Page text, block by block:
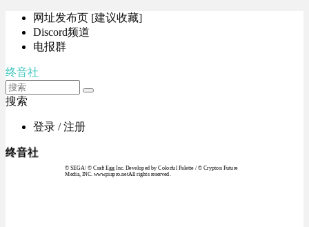
网址发布页 [建议收藏]
Discord频道
电报群
终音社
搜索
登录 / 注册
终音社
© SEGA / © Craft Egg Inc. Developed by Colorful Palette / © Crypton Future
Media, INC. www.piapro.netAll rights reserved.